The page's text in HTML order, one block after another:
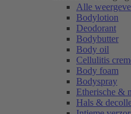
Alle
Bodylotion
Deodorant
Bodybutter
Body oil
Cellulitis
Body foam
Bodyspray
Etherische &
Hals &